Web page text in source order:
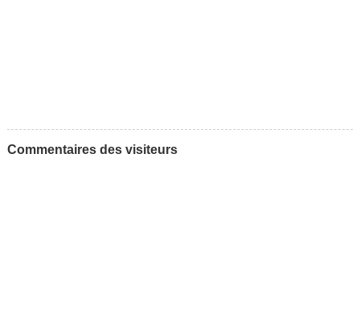
Commentaires des visiteurs